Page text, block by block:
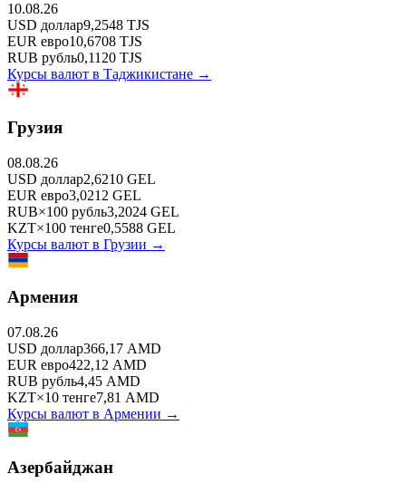
10.08.26
USD доллар9,2548 TJS
EUR евро10,6708 TJS
RUB рубль0,1120 TJS
Курсы валют в Таджикистане →
Грузия
08.08.26
USD доллар2,6210 GEL
EUR евро3,0212 GEL
RUB×100 рубль3,2024 GEL
KZT×100 тенге0,5588 GEL
Курсы валют в Грузии →
Армения
07.08.26
USD доллар366,17 AMD
EUR евро422,12 AMD
RUB рубль4,45 AMD
KZT×10 тенге7,81 AMD
Курсы валют в Армении →
Азербайджан